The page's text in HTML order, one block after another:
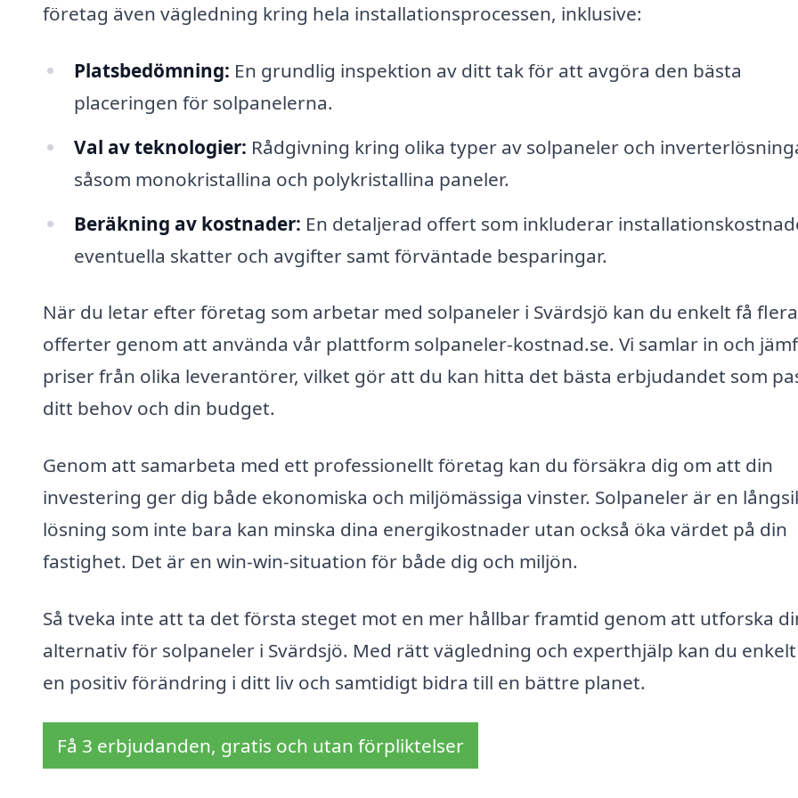
företag även vägledning kring hela installationsprocessen, inklusive:
Platsbedömning: En grundlig inspektion av ditt tak för att avgöra den bästa
placeringen för solpanelerna.
Val av teknologier: Rådgivning kring olika typer av solpaneler och
såsom monokristallina och polykristallina paneler.
Beräkning av kostnader: En detaljerad offert som inkluderar
eventuella skatter och avgifter samt förväntade besparingar.
När du letar efter företag som arbetar med solpaneler i Svärdsjö kan du enkelt få flera
offerter genom att använda vår plattform solpaneler-kostnad.se. Vi samlar in och
priser från olika leverantörer, vilket gör att du kan hitta det bästa erbjudandet som
ditt behov och din budget.
Genom att samarbeta med ett professionellt företag kan du försäkra dig om att din
investering ger dig både ekonomiska och miljömässiga vinster. Solpaneler är en
lösning som inte bara kan minska dina energikostnader utan också öka värdet på din
fastighet. Det är en win-win-situation för både dig och miljön.
Så tveka inte att ta det första steget mot en mer hållbar framtid genom att utforska
alternativ för solpaneler i Svärdsjö. Med rätt vägledning och experthjälp kan du
en positiv förändring i ditt liv och samtidigt bidra till en bättre planet.
Få 3 erbjudanden, gratis och utan förpliktelser